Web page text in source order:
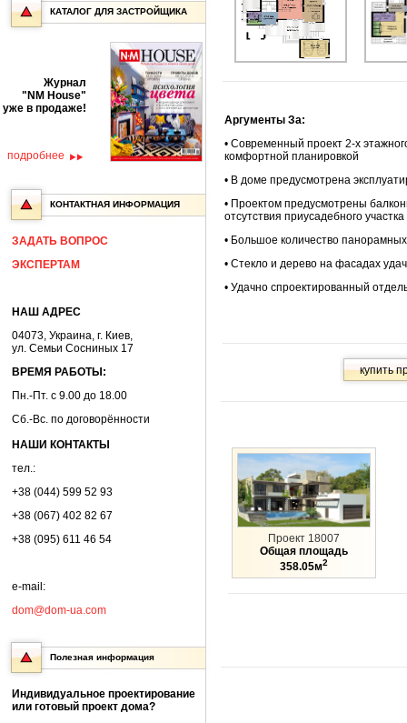
КАТАЛОГ ДЛЯ ЗАСТРОЙЩИКА
Журнал
"NM House"
уже в продаже!
подробнее
КОНТАКТНАЯ ИНФОРМАЦИЯ
ЗАДАТЬ ВОПРОС
ЭКСПЕРТАМ
НАШ АДРЕС
04073, Украина, г. Киев,
ул. Семьи Сосниных 17
ВРЕМЯ РАБОТЫ:
Пн.-Пт. с 9.00 до 18.00
Сб.-Вс. по договорённости
НАШИ КОНТАКТЫ
тел.:
+38 (044) 599 52 93
+38 (067) 402 82 67
+38 (095) 611 46 54
e-mail:
dom@dom-ua.com
Полезная информация
Индивидуальное проектирование
или готовый проект дома?
Аргументы За:
• Современный проект 2-х
комфортной планировкой
• В доме предусмотрена
• Проектом предусмотрены
отсутствия приусадебного участка
• Большое количество
• Стекло и дерево на фасадах
• Удачно спроектированный
Проект 18007
Общая площадь
358.05м2